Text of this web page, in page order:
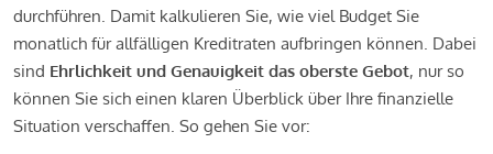
durchführen. Damit kalkulieren Sie, wie viel Budget Sie
monatlich für allfälligen Kreditraten aufbringen können. Dabei
sind Ehrlichkeit und Genauigkeit das oberste Gebot, nur so
können Sie sich einen klaren Überblick über Ihre finanzielle
Situation verschaffen. So gehen Sie vor: